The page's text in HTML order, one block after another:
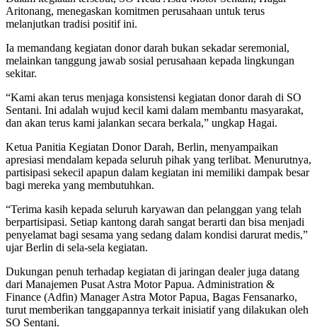
Aritonang, menegaskan komitmen perusahaan untuk terus
melanjutkan tradisi positif ini.
Ia memandang kegiatan donor darah bukan sekadar seremonial,
melainkan tanggung jawab sosial perusahaan kepada lingkungan
sekitar.
“Kami akan terus menjaga konsistensi kegiatan donor darah di SO
Sentani. Ini adalah wujud kecil kami dalam membantu masyarakat,
dan akan terus kami jalankan secara berkala,” ungkap Hagai.
Ketua Panitia Kegiatan Donor Darah, Berlin, menyampaikan
apresiasi mendalam kepada seluruh pihak yang terlibat. Menurutnya,
partisipasi sekecil apapun dalam kegiatan ini memiliki dampak besar
bagi mereka yang membutuhkan.
“Terima kasih kepada seluruh karyawan dan pelanggan yang telah
berpartisipasi. Setiap kantong darah sangat berarti dan bisa menjadi
penyelamat bagi sesama yang sedang dalam kondisi darurat medis,”
ujar Berlin di sela-sela kegiatan.
Dukungan penuh terhadap kegiatan di jaringan dealer juga datang
dari Manajemen Pusat Astra Motor Papua. Administration &
Finance (Adfin) Manager Astra Motor Papua, Bagas Fensanarko,
turut memberikan tanggapannya terkait inisiatif yang dilakukan oleh
SO Sentani.